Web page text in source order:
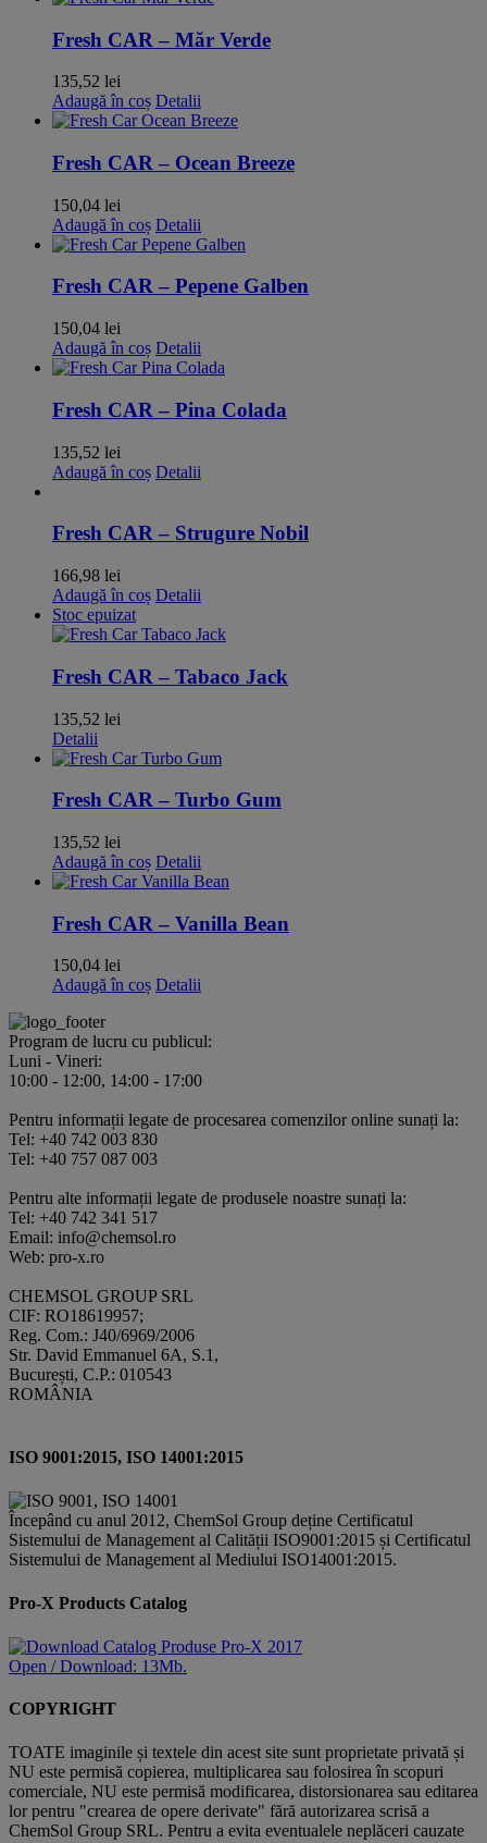
Fresh CAR – Măr Verde
135,52 lei
Adaugă în coș Detalii
Fresh CAR – Ocean Breeze
150,04 lei
Adaugă în coș Detalii
Fresh CAR – Pepene Galben
150,04 lei
Adaugă în coș Detalii
Fresh CAR – Pina Colada
135,52 lei
Adaugă în coș Detalii
Fresh CAR – Strugure Nobil
166,98 lei
Adaugă în coș Detalii
Stoc epuizat
Fresh CAR – Tabaco Jack
135,52 lei
Detalii
Fresh CAR – Turbo Gum
135,52 lei
Adaugă în coș Detalii
Fresh CAR – Vanilla Bean
150,04 lei
Adaugă în coș Detalii
Program de lucru cu publicul:
Luni - Vineri:
10:00 - 12:00, 14:00 - 17:00
Pentru informații legate de procesarea comenzilor online sunați la:
Tel: +40 742 003 830
Tel: +40 757 087 003
Pentru alte informații legate de produsele noastre sunați la:
Tel: +40 742 341 517
Email: info@chemsol.ro
Web: pro-x.ro
CHEMSOL GROUP SRL
CIF: RO18619957;
Reg. Com.: J40/6969/2006
Str. David Emmanuel 6A, S.1,
București, C.P.: 010543
ROMÂNIA
ISO 9001:2015, ISO 14001:2015
Începând cu anul 2012, ChemSol Group deține Certificatul
Sistemului de Management al Calității ISO9001:2015 și Certificatul
Sistemului de Management al Mediului ISO14001:2015.
Pro-X Products Catalog
Open / Download: 13Mb.
COPYRIGHT
TOATE imaginile și textele din acest site sunt proprietate privată și
NU este permisă copierea, multiplicarea sau folosirea în scopuri
comerciale, NU este permisă modificarea, distorsionarea sau editarea
lor pentru "crearea de opere derivate" fără autorizarea scrisă a
ChemSol Group SRL. Pentru a evita eventualele neplăceri cauzate